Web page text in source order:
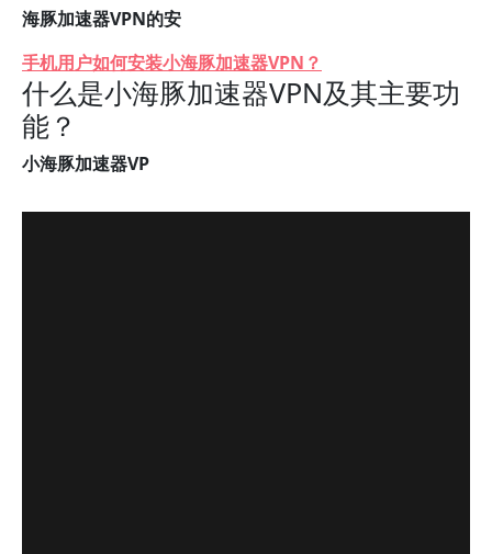
海豚加速器VPN的安
手机用户如何安装小海豚加速器VPN？
什么是小海豚加速器VPN及其主要功
能？
小海豚加速器VP